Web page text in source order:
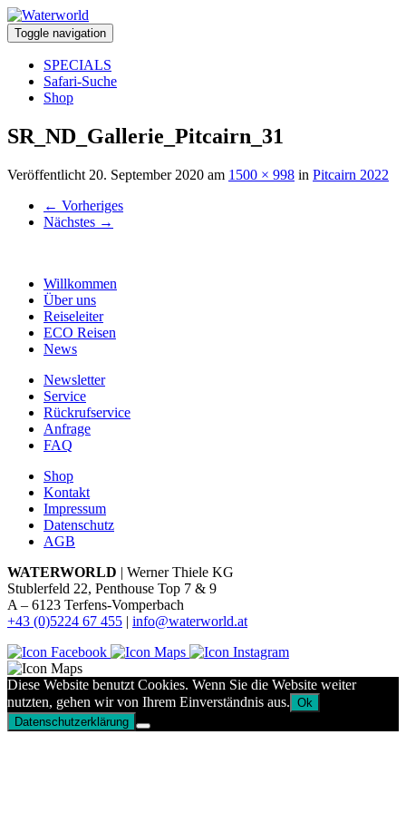
Toggle navigation
SPECIALS
Safari-Suche
Shop
SR_ND_Gallerie_Pitcairn_31
Veröffentlicht 20. September 2020 am 1500 × 998 in Pitcairn 2022
← Vorheriges
Nächstes →
Willkommen
Über uns
Reiseleiter
ECO Reisen
News
Newsletter
Service
Rückrufservice
Anfrage
FAQ
Shop
Kontakt
Impressum
Datenschutz
AGB
WATERWORLD | Werner Thiele KG
Stublerfeld 22, Penthouse Top 7 & 9
A – 6123 Terfens-Vomperbach
+43 (0)5224 67 455 | info@waterworld.at
Diese Website benutzt Cookies. Wenn Sie die Website weiter
nutzten, gehen wir von Ihrem Einverständnis aus. Ok
Datenschutzerklärung